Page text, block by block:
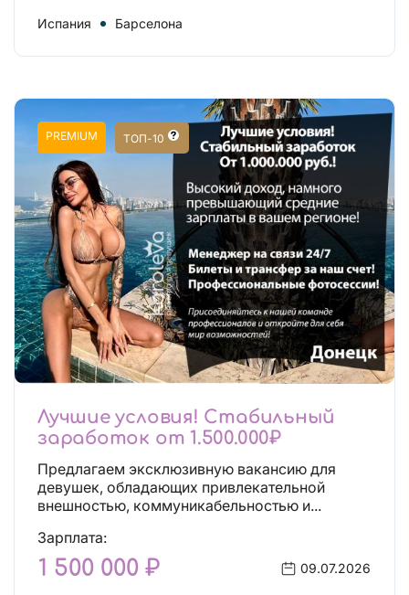
Испания Барселона
PREMIUM ТОП-10
Лучшие условия! Стабильный
заработок от 1.500.000₽
Предлагаем эксклюзивную вакансию для
девушек, обладающих привлекательной
внешностью, коммуникабельностью и...
Зарплата:
1 500 000 ₽ 09.07.2026